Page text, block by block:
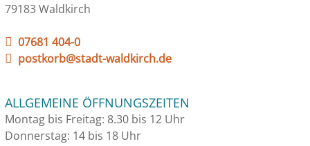
79183 Waldkirch
07681 404-0
postkorb@stadt-waldkirch.de
ALLGEMEINE ÖFFNUNGSZEITEN
Montag bis Freitag: 8.30 bis 12 Uhr
Donnerstag: 14 bis 18 Uhr